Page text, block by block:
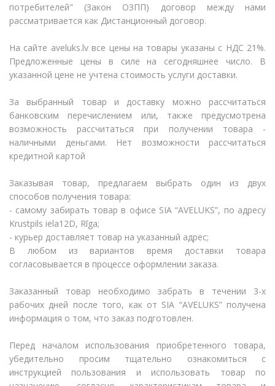
потребителей" (Закон ОЗПП) договор между нами
рассматривается как Дистанционный договор.
На сайте aveluks.lv все цены на товары указаны c НДС 21%.
Предложенные цены в силе на сегодняшнее число. В
указанной цене не учтена стоимость услуги доставки.
За выбранный товар и доставку можно рассчитаться
банковским перечислением или, также предусмотрена
возможность рассчитаться при получении товара -
наличными деньгами. Нет возможности рассчитаться
кредитной картой
Заказывая товар, предлагаем выбрать один из двух
способов получения товара:
- самому забирать товар в офисе SIA “AVELUKS”, по адресу
Krustpils iela12D, Rīga;
- курьер доставляет товар на указанный адрес;
В любом из вариантов время доставки товара
согласовывается в процессе оформлении заказа.
Заказанный товар необходимо забрать в течении 3-х
рабочих дней после того, как от SIA “AVELUKS” получена
информация о том, что заказ подготовлен.
Перед началом использования приобретенного товара,
убедительно просим тщательно ознакомиться с
инструкцией пользования и использовать товар по